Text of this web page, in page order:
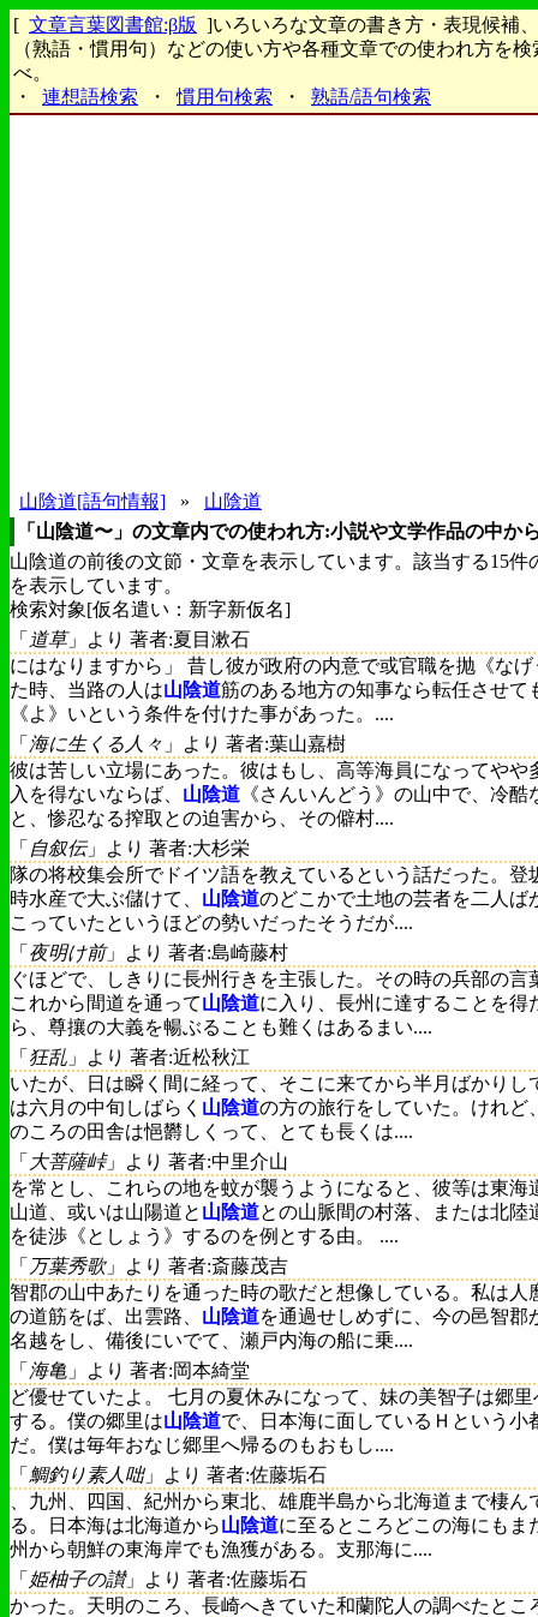
[ 文章言葉図書館:β版 ]いろいろな文章の書き方・表現候補
（熟語・慣用句）などの使い方や各種文章での使われ方を検
べ。
・
連想語検索 ・ 慣用句検索 ・ 熟語/語句検索
山陰道[語句情報] »
山陰道
「山陰道〜」の文章内での使われ方:小説や文学作品の中か
山陰道の前後の文節・文章を表示しています。該当する15件
を表示しています。
検索対象[仮名遣い：新字新仮名]
「 道草」より 著者:夏目漱石
にはなりますから」 昔し彼が政府の内意で或官職を抛《なげ
た時、当路の人は山陰道筋のある地方の知事なら転任させて
《よ》いという条件を付けた事があった。....
「 海に生くる人々 」より 著者:葉山嘉樹
彼は苦しい立場にあった。彼はもし、高等海員になってやや
入を得ないならば、 山陰道 《さんいんどう》の山中で、冷酷
と、惨忍なる搾取との迫害から、その僻村....
「 自叙伝」より 著者:大杉栄
隊の将校集会所でドイツ語を教えているという話だった。登
時水産で大ぶ儲けて、 山陰道のどこかで土地の芸者を二人ば
こっていたというほどの勢いだったそうだが....
「 夜明け前」より 著者:島崎藤村
ぐほどで、しきりに長州行きを主張した。その時の兵部の言
これから間道を通って山陰道に入り、長州に達することを得
ら、尊攘の大義を暢ぶることも難くはあるまい....
「 狂乱 」より 著者:近松秋江
いたが、日は瞬く間に経って、そこに来てから半月ばかりし
は六月の中旬しばらく 山陰道の方の旅行をしていた。けれど
のころの田舎は悒欝しくって、とても長くは....
「 大菩薩峠」より 著者:中里介山
を常とし、これらの地を蚊が襲うようになると、彼等は東海
山道、或いは山陽道と 山陰道との山脈間の村落、または北陸
を徒渉《としょう》するのを例とする由。 ....
「 万葉秀歌」より 著者:斎藤茂吉
智郡の山中あたりを通った時の歌だと想像している。私は人
の道筋をば、出雲路、 山陰道を通過せしめずに、今の邑智郡
名越をし、備後にいでて、瀬戸内海の船に乗....
「 海亀 」より 著者:岡本綺堂
ど優せていたよ。 七月の夏休みになって、妹の美智子は郷里
する。僕の郷里は山陰道で、日本海に面しているＨという小
だ。僕は毎年おなじ郷里へ帰るのもおもし....
「 鯛釣り素人咄」より 著者:佐藤垢石
、九州、四国、紀州から東北、雄鹿半島から北海道まで棲ん
る。日本海は北海道から山陰道に至るところどこの海にもま
州から朝鮮の東海岸でも漁獲がある。支那海に....
「 姫柚子の讃」より 著者:佐藤垢石
かった。天明のころ、長崎へきていた和蘭陀人の調べたとこ